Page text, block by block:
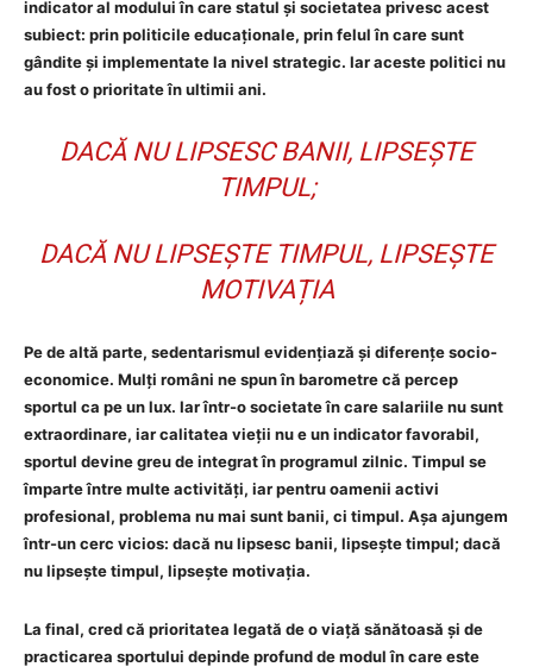
indicator al modului în care statul și societatea privesc acest
subiect: prin politicile educaționale, prin felul în care sunt
gândite și implementate la nivel strategic. Iar aceste politici nu
au fost o prioritate în ultimii ani.
DACĂ NU LIPSESC BANII, LIPSEȘTE
TIMPUL;
DACĂ NU LIPSEȘTE TIMPUL, LIPSEȘTE
MOTIVAȚIA
Pe de altă parte, sedentarismul evidențiază și diferențe socio-
economice. Mulți români ne spun în barometre că percep
sportul ca pe un lux. Iar într-o societate în care salariile nu sunt
extraordinare, iar calitatea vieții nu e un indicator favorabil,
sportul devine greu de integrat în programul zilnic. Timpul se
împarte între multe activități, iar pentru oamenii activi
profesional, problema nu mai sunt banii, ci timpul. Așa ajungem
într-un cerc vicios: dacă nu lipsesc banii, lipsește timpul; dacă
nu lipsește timpul, lipsește motivația.
La final, cred că prioritatea legată de o viață sănătoasă și de
practicarea sportului depinde profund de modul în care este